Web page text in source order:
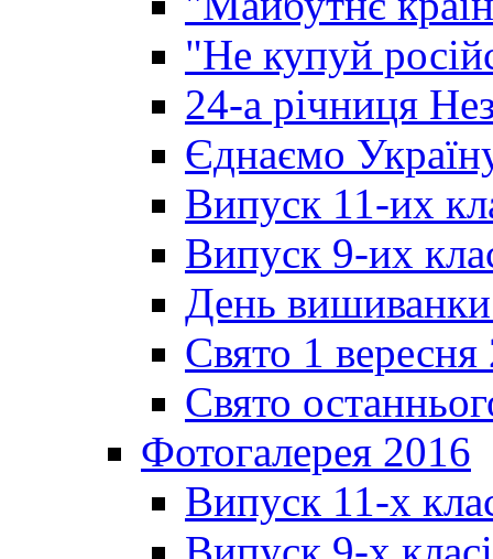
"Не купуй
24-а річниця
Єднаємо
Випуск 11-их
Випуск 9-их
День
Свято 1 вересня
Свято
Фотогалерея 2016
Випуск 11-х